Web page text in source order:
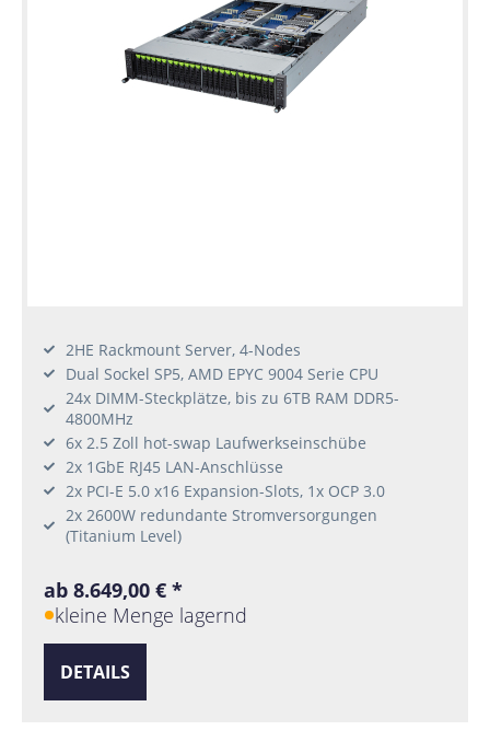
2HE Rackmount Server, 4-Nodes
Dual Sockel SP5, AMD EPYC 9004 Serie CPU
24x DIMM-Steckplätze, bis zu 6TB RAM DDR5-
4800MHz
6x 2.5 Zoll hot-swap Laufwerkseinschübe
2x 1GbE RJ45 LAN-Anschlüsse
2x PCI-E 5.0 x16 Expansion-Slots, 1x OCP 3.0
2x 2600W redundante Stromversorgungen
(Titanium Level)
ab 8.649,00 € *
kleine Menge lagernd
DETAILS